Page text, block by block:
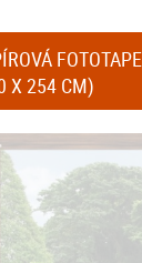
X 254 CM)